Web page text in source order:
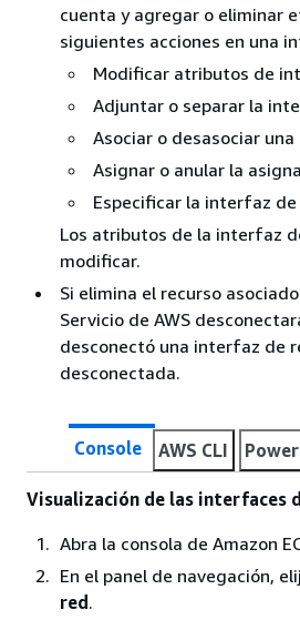
cuenta y agregar o eliminar
siguientes acciones en una
Modificar atributos de
Adjuntar o separar la
Asociar o desasociar
Asignar o anular la
Especificar la interfaz
Los atributos de la interfaz
modificar.
Si elimina el recurso
Servicio de AWS
desconectó una interfaz de
desconectada.
Console AWS CLI
Visualización de las interfaces
Abra la consola de Amazon
En el panel de navegación,
red .